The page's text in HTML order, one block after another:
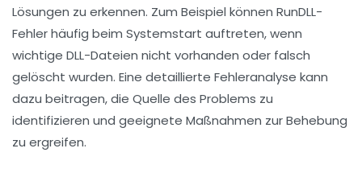
Lösungen zu erkennen. Zum Beispiel können RunDLL-
Fehlerhäufig beim Systemstart auftreten, wenn
wichtige DLL-Dateien nicht vorhanden oder falsch
gelöscht wurden. Eine detaillierte Fehleranalyse kann
dazu beitragen, die Quelle des Problems zu
identifizieren und geeignete Maßnahmen zur Behebung
zu ergreifen.